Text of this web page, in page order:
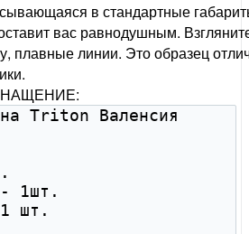
в стандартные
вас равнодушным.
плавные линии. Это образец